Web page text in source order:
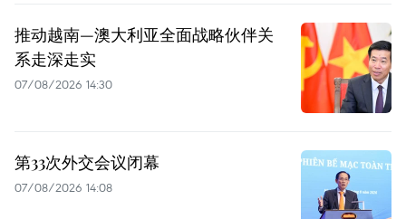
推动越南—澳大利亚全面战略伙伴关
系走深走实
07/08/2026 14:30
第33次外交会议闭幕
07/08/2026 14:08